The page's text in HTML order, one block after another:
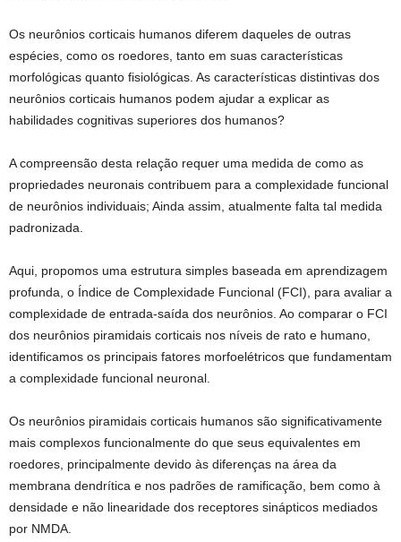
Os neurônios corticais humanos diferem daqueles de outras
espécies, como os roedores, tanto em suas características
morfológicas quanto fisiológicas. As características distintivas dos
neurônios corticais humanos podem ajudar a explicar as
habilidades cognitivas superiores dos humanos?
A compreensão desta relação requer uma medida de como as
propriedades neuronais contribuem para a complexidade funcional
de neurônios individuais; Ainda assim, atualmente falta tal medida
padronizada.
Aqui, propomos uma estrutura simples baseada em aprendizagem
profunda, o Índice de Complexidade Funcional (FCI), para avaliar a
complexidade de entrada-saída dos neurônios. Ao comparar o FCI
dos neurônios piramidais corticais nos níveis de rato e humano,
identificamos os principais fatores morfoelétricos que fundamentam
a complexidade funcional neuronal.
Os neurônios piramidais corticais humanos são significativamente
mais complexos funcionalmente do que seus equivalentes em
roedores, principalmente devido às diferenças na área da
membrana dendrítica e nos padrões de ramificação, bem como à
densidade e não linearidade dos receptores sinápticos mediados
por NMDA.